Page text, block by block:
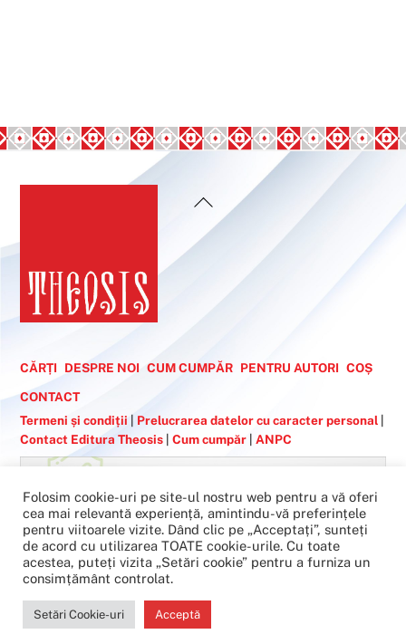
Back
Top
CĂRȚI DESPRE NOI CUM CUMPĂR PENTRU AUTORI COȘ
CONTACT
Termeni și condiții
Prelucrarea datelor cu caracter personal
Contact Editura Theosis |Cum cumpăr |ANPC
Înscrie-te la newsletter!
Folosim cookie-uri pe site-ul nostru web pentru a vă oferi
cea mai relevantă experiență, amintindu-vă preferințele
pentru viitoarele vizite. Dând clic pe „Acceptați”, sunteți
de acord cu utilizarea TOATE cookie-urile. Cu toate
acestea, puteți vizita „Setări cookie” pentru a furniza un
consimțământ controlat.
Setări Cookie-uri Acceptă